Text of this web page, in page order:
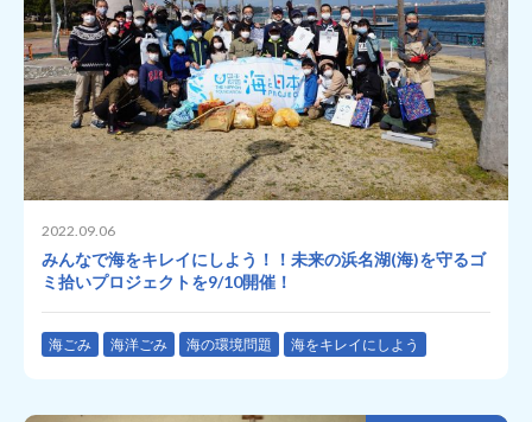
2022.09.06
みんなで海をキレイにしよう！！未来の浜名湖(海)を守るゴ
ミ拾いプロジェクトを9/10開催！
海ごみ 海洋ごみ 海の環境問題 海をキレイにしよう